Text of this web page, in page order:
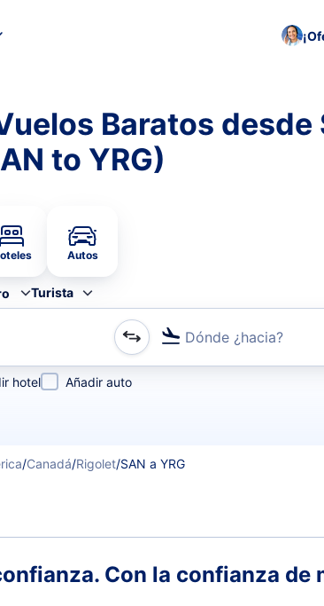
Baratos desde
to YRG)
Autos
Turista
Dónde ¿hacia?
por ciudad o aeropuerto o por vuelos directos
hotel Añadir auto
/Canadá/Rigolet/SAN a YRG
Con la confianza de